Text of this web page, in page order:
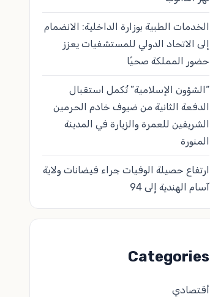
الخدمات الطبية بوزارة الداخلية: الانضمام
إلى الاتحاد الدولي للمستشفيات يعزز
حضور المملكة صحيًا
“الشؤون الإسلامية” تُكمل استقبال
الدفعة الثانية من ضيوف خادم الحرمين
الشريفين للعمرة والزيارة في المدينة
المنورة
ارتفاع حصيلة الوفيات جراء فيضانات ولاية
آسام الهندية إلى 94
Categories
أقتصادي